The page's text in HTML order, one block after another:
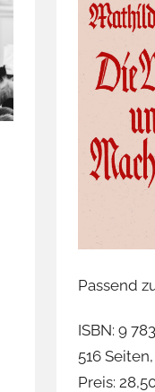
Passend
ISBN: 9
516
Preis: